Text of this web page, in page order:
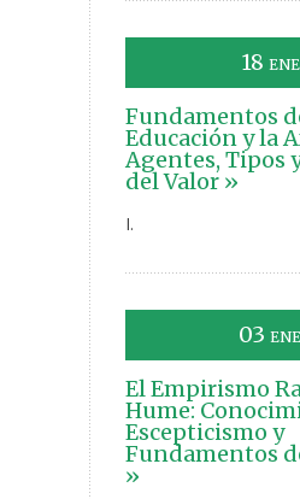
18 ENE
Fundamentos
Educación y la
Agentes, Tipos
del Valor »
I.
03 ENE
El Empirismo
Hume:
Escepticismo y
Fundamentos
»